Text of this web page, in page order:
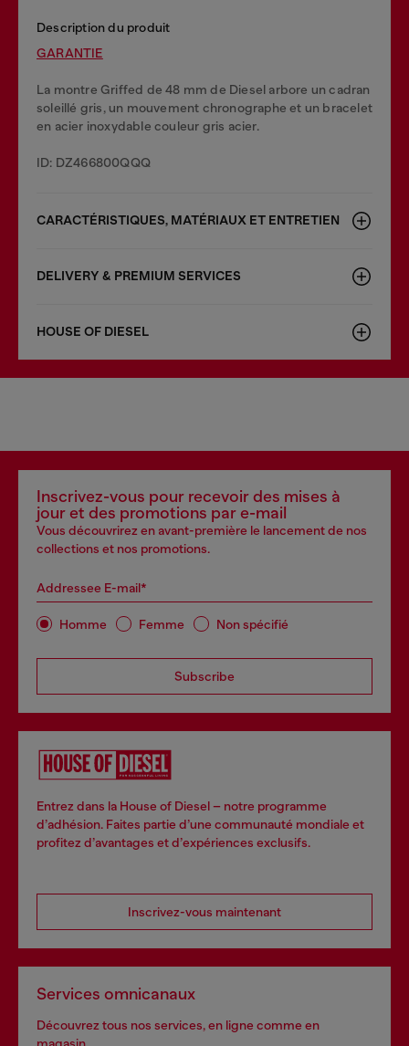
Description du produit
GARANTIE
La montre Griffed de 48 mm de Diesel arbore un cadran
soleillé gris, un mouvement chronographe et un bracelet
en acier inoxydable couleur gris acier.
ID: DZ466800QQQ
CARACTÉRISTIQUES, MATÉRIAUX ET ENTRETIEN
DELIVERY & PREMIUM SERVICES
HOUSE OF DIESEL
Inscrivez-vous pour recevoir des mises à
jour et des promotions par e-mail
Vous découvrirez en avant-première le lancement de nos
collections et nos promotions.
Addressee E-mail*
Homme Femme Non spécifié
Subscribe
Entrez dans la House of Diesel – notre programme
d’adhésion. Faites partie d’une communauté mondiale et
profitez d’avantages et d’expériences exclusifs.
Inscrivez-vous maintenant
Services omnicanaux
Découvrez tous nos services, en ligne comme en